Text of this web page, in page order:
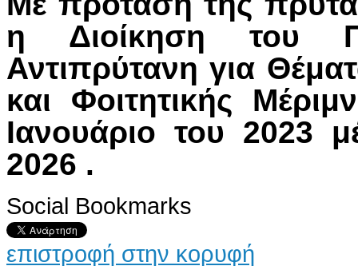
η Διοίκηση του
Αντιπρύτανη για
και Φοιτητικής
Ιανουάριο του 2023
2026 .
Social Bookmarks
επιστροφή στην κορυφή